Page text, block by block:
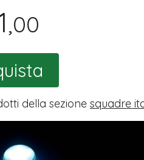
,00
della sezione squadre